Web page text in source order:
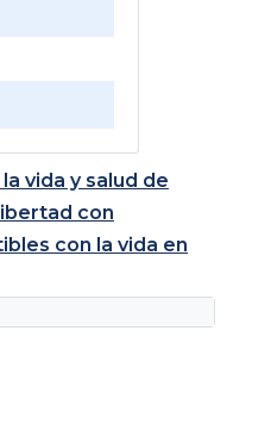
vida y salud de
con
con la vida en